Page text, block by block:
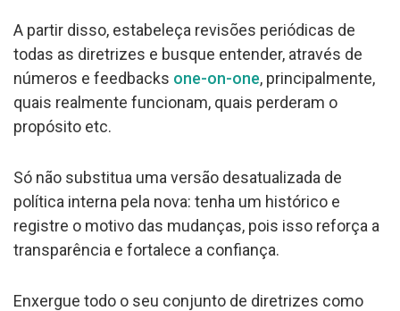
A partir disso, estabeleça revisões periódicas de
todas as diretrizes e busque entender, através de
números e feedbacks one-on-one, principalmente,
quais realmente funcionam, quais perderam o
propósito etc.
Só não substitua uma versão desatualizada de
política interna pela nova: tenha um histórico e
registre o motivo das mudanças, pois isso reforça a
transparência e fortalece a confiança.
Enxergue todo o seu conjunto de diretrizes como